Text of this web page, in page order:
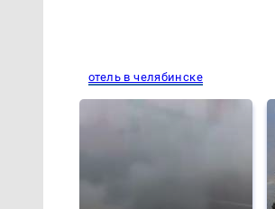
отель в челябинске